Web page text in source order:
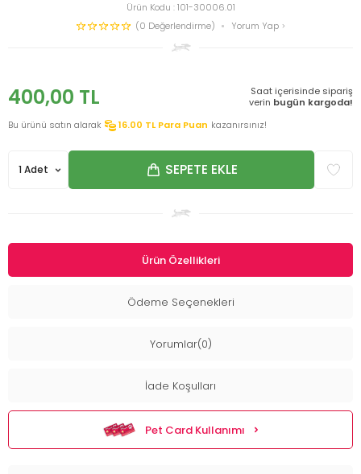
Ürün Kodu :101-30006.01
(0 Değerlendirme)
Yorum Yap
400,00 TL
Saat içerisinde sipariş
verin bugün kargoda!
Bu ürünü satın alarak
16.00 TL Para Puan kazanırsınız!
SEPETE EKLE
Ürün Özellikleri
Ödeme Seçenekleri
Yorumlar(0)
İade Koşulları
Pet Card Kullanımı